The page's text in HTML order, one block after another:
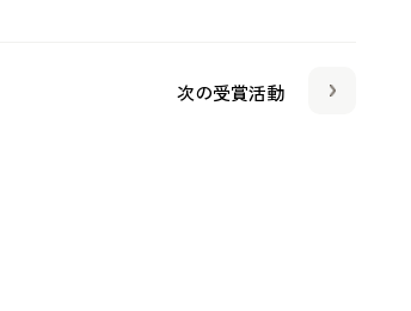
次の受賞活動